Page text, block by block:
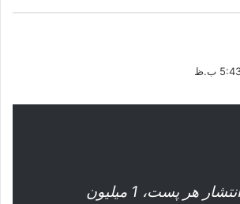
1 – با انتشار هر پست، 1 میلیون